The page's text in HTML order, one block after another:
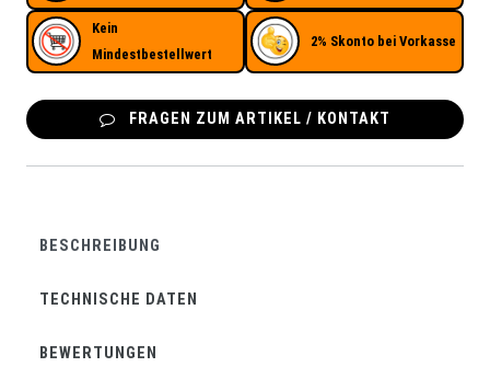
Kein
Mindestbestellwert
2% Skonto bei Vorkasse
FRAGEN ZUM ARTIKEL / KONTAKT
BESCHREIBUNG
TECHNISCHE DATEN
BEWERTUNGEN